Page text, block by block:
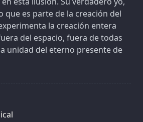
que es parte de la creación del
la creación entera
del espacio, fuera de todas
unidad del eterno presente de